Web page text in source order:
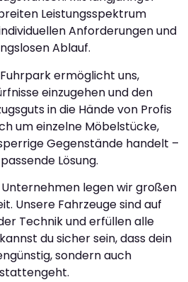
Leistungsspektrum
Anforderungen und
Ablauf.
ermöglicht uns,
einzugehen und den
in die Hände von Profis
um einzelne Möbelstücke,
Gegenstände handelt –
Lösung.
legen wir großen
Unsere Fahrzeuge sind auf
Technik und erfüllen alle
du sicher sein, dass dein
sondern auch